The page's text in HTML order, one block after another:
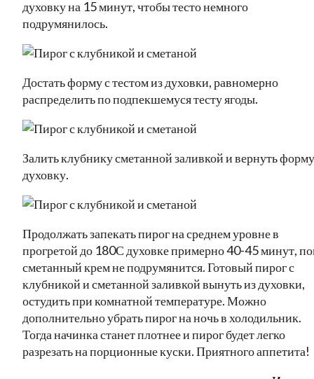
духовку на 15 минут, чтобы тесто немного
подрумянилось.
Достать форму с тестом из духовки, равномерно
распределить по подпекшемуся тесту ягоды.
Залить клубнику сметанной заливкой и вернуть
духовку.
Продолжать запекать пирог на среднем уровне в
прогретой до 180С духовке примерно 40-45 минут,
сметанный крем не подрумянится. Готовый пирог с
клубникой и сметанной заливкой вынуть из духовки,
остудить при комнатной температуре. Можно
дополнительно убрать пирог на ночь в холодильник.
Тогда начинка станет плотнее и пирог будет легко
разрезать на порционные куски. Приятного аппетита!